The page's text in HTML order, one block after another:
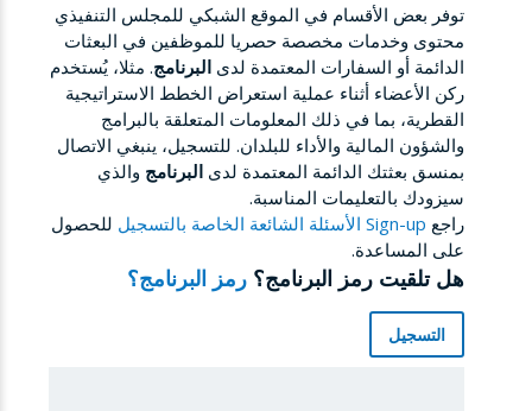
توفر بعض الأقسام في الموقع الشبكي للمجلس التنفيذي
محتوى وخدمات مخصصة حصريا للموظفين في البعثات
الدائمة أو السفارات المعتمدة لدى البرنامج. مثلا، يُستخدم
ركن الأعضاء أثناء عملية استعراض الخطط الاستراتيجية
القطرية، بما في ذلك المعلومات المتعلقة بالبرامج
والشؤون المالية والأداء للبلدان. للتسجيل، ينبغي الاتصال
بمنسق بعثتك الدائمة المعتمدة لدى البرنامج والذي
سيزودك بالتعليمات المناسبة.
راجع Sign-up الأسئلة الشائعة الخاصة بالتسجيل
للحصول
على المساعدة.
هل تلقيت رمز البرنامج؟ رمز البرنامج؟
التسجيل